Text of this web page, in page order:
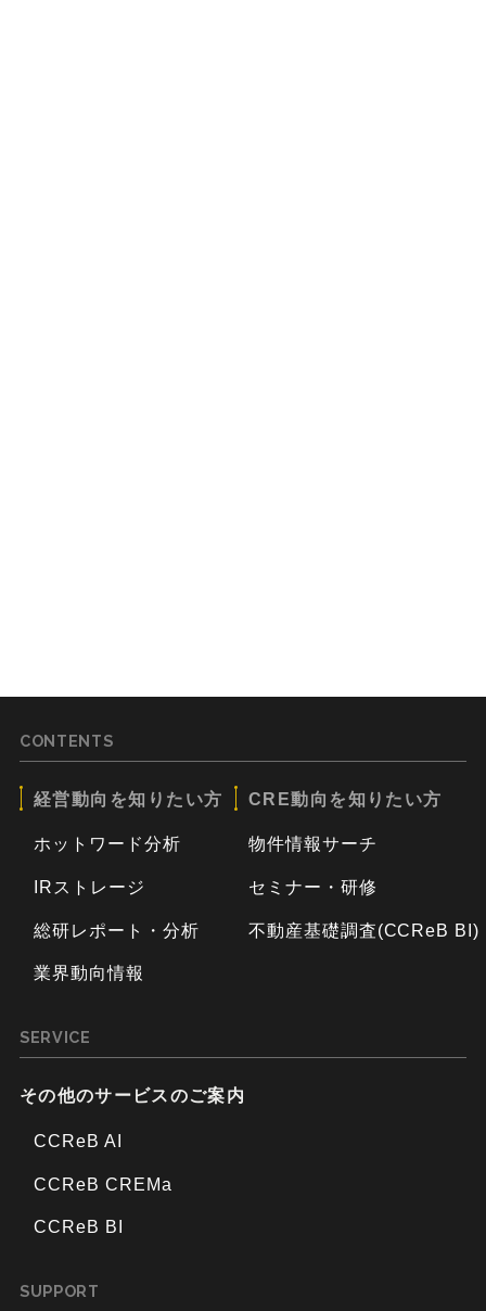
CONTENTS
経営動向を知りたい方
ホットワード分析
IRストレージ
総研レポート・分析
業界動向情報
CRE動向を知りたい方
物件情報サーチ
セミナー・研修
不動産基礎調査(CCReB BI)
SERVICE
その他のサービスのご案内
CCReB AI
CCReB CREMa
CCReB BI
SUPPORT